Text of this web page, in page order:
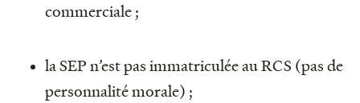
commerciale ;
la SEP n’est pas immatriculée au RCS (pas de
personnalité morale) ;